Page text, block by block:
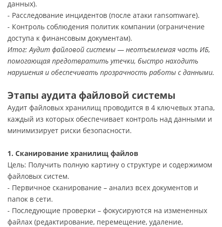
данных).
- Расследование инцидентов (после атаки ransomware).
- Контроль соблюдения политик компании (ограничение
доступа к финансовым документам).
Итог: Аудит файловой системы — неотъемлемая часть ИБ,
помогающая предотвратить утечки, быстро находить
нарушения и обеспечивать прозрачность работы с данными.
Этапы аудита файловой системы
Аудит файловых хранилищ проводится в 4 ключевых этапа,
каждый из которых обеспечивает контроль над данными и
минимизирует риски безопасности.
1. Сканирование хранилищ файлов
Цель: Получить полную картину о структуре и содержимом
файловых систем.
- Первичное сканирование – анализ всех документов и
папок в сети.
- Последующие проверки – фокусируются на измененных
файлах (редактирование, перемещение, удаление,